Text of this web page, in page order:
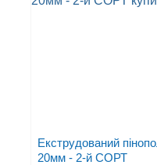
Екструдований
20мм - 2-й СОРТ